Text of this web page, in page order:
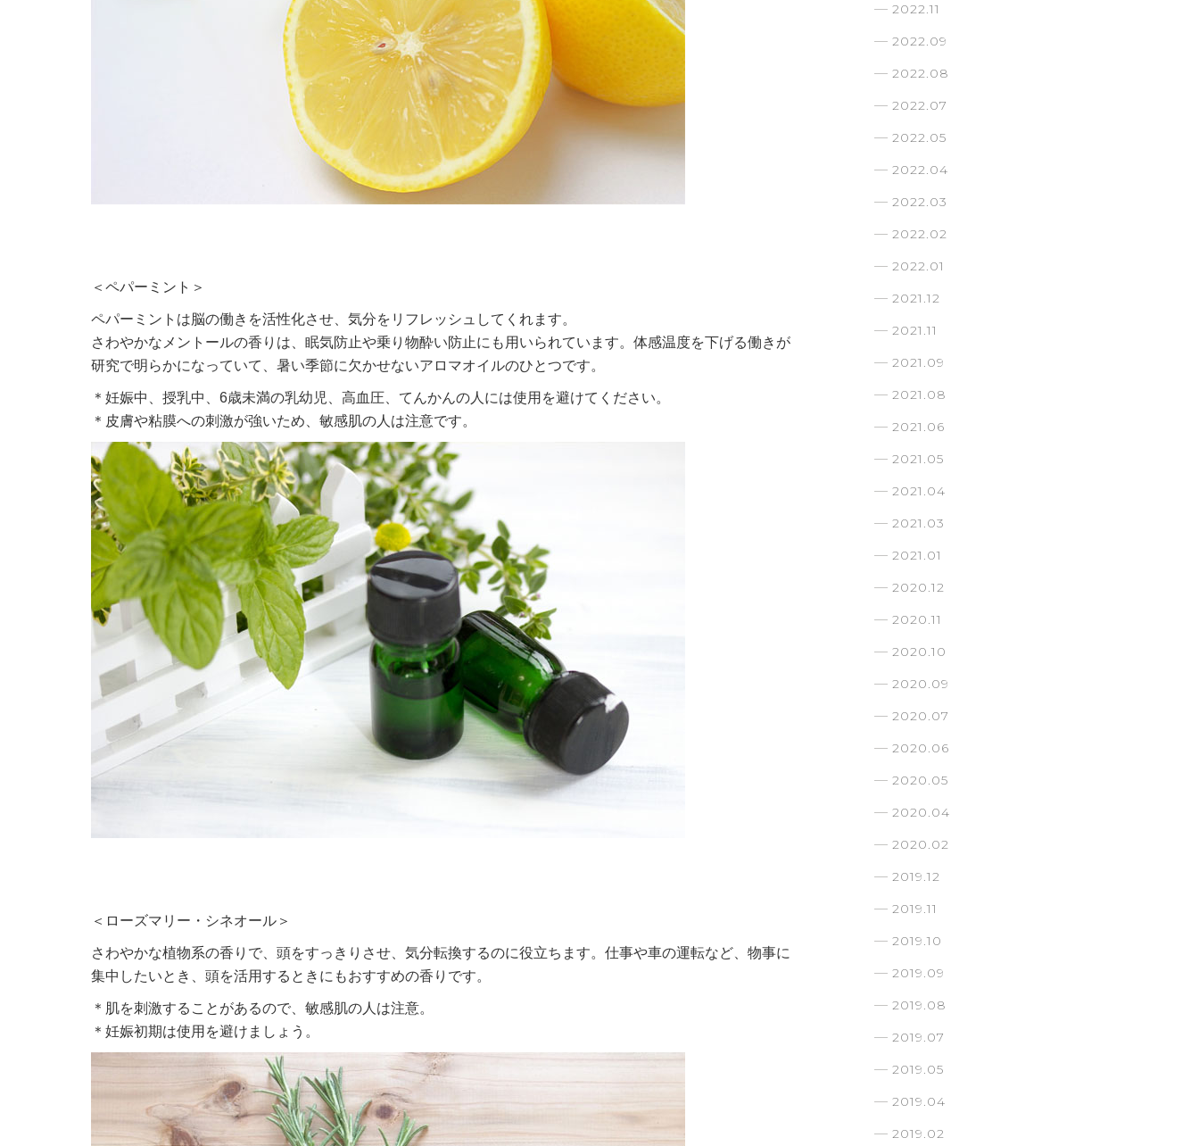
＜ペパーミント＞
ペパーミントは脳の働きを活性化させ、気分をリフレッシュしてくれます。
さわやかなメントールの香りは、眠気防止や乗り物酔い防止にも用いられています。体感温度を下げる働きが
研究で明らかになっていて、暑い季節に欠かせないアロマオイルのひとつです。
＊妊娠中、授乳中、6歳未満の乳幼児、高血圧、てんかんの人には使用を避けてください。
＊皮膚や粘膜への刺激が強いため、敏感肌の人は注意です。
＜ローズマリー・シネオール＞
さわやかな植物系の香りで、頭をすっきりさせ、気分転換するのに役立ちます。仕事や車の運転など、物事に
集中したいとき、頭を活用するときにもおすすめの香りです。
＊肌を刺激することがあるので、敏感肌の人は注意。
＊妊娠初期は使用を避けましょう。
2022.11
2022.09
2022.08
2022.07
2022.05
2022.04
2022.03
2022.02
2022.01
2021.12
2021.11
2021.09
2021.08
2021.06
2021.05
2021.04
2021.03
2021.01
2020.12
2020.11
2020.10
2020.09
2020.07
2020.06
2020.05
2020.04
2020.02
2019.12
2019.11
2019.10
2019.09
2019.08
2019.07
2019.05
2019.04
2019.02